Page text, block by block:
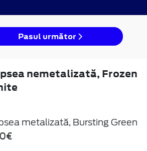
Pasul următor
nemetalizată, Frozen
metalizată, Bursting Green